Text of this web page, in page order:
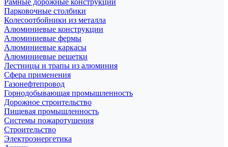
Рамные дорожные конструкции
Парковочные столбики
Колесоотбойники из металла
Алюминиевые конструкции
Алюминиевые фермы
Алюминиевые каркасы
Алюминиевые решетки
Лестницы и трапы из алюминия
Сфера применения
Газонефтепровод
Горнодобывающая промышленность
Дорожное строительство
Пищевая промышленность
Системы пожаротушения
Строительство
Электроэнергетика